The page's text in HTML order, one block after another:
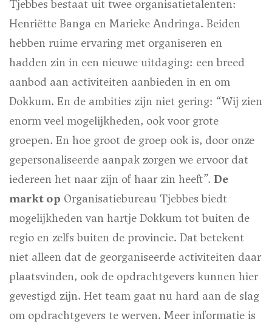
Tjebbes bestaat uit twee organisatietalenten:
Henriëtte Banga en Marieke Andringa. Beiden
hebben ruime ervaring met organiseren en
hadden zin in een nieuwe uitdaging: een breed
aanbod aan activiteiten aanbieden in en om
Dokkum. En de ambities zijn niet gering: “Wij zien
enorm veel mogelijkheden, ook voor grote
groepen. En hoe groot de groep ook is, door onze
gepersonaliseerde aanpak zorgen we ervoor dat
iedereen het naar zijn of haar zin heeft”. De
markt op Organisatiebureau Tjebbes biedt
mogelijkheden van hartje Dokkum tot buiten de
regio en zelfs buiten de provincie. Dat betekent
niet alleen dat de georganiseerde activiteiten daar
plaatsvinden, ook de opdrachtgevers kunnen hier
gevestigd zijn. Het team gaat nu hard aan de slag
om opdrachtgevers te werven. Meer informatie is